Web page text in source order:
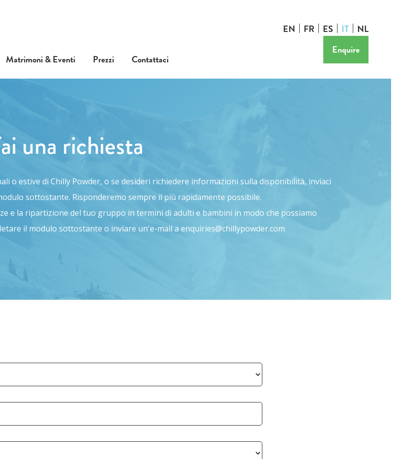
EN FR ES IT NL
Matrimoni & Eventi Prezzi Contattaci
Enquire
una richiesta
o estive di Chilly Powder, o se desideri richiedere informazioni sulla disponibilità, inviaci
sottostante. Risponderemo sempre il più rapidamente possibile.
e la ripartizione del tuo gruppo in termini di adulti e bambini in modo che possiamo
il modulo sottostante o inviare un'e-mail a enquiries@chillypowder.com